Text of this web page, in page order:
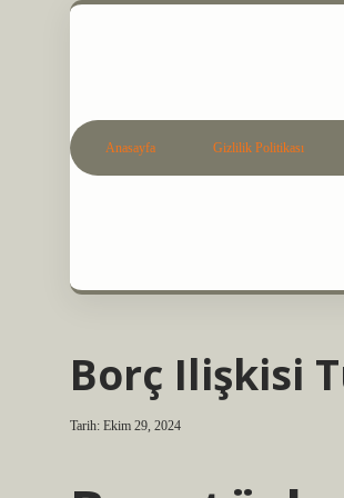
Anasayfa Gizlilik Politikası
Borç Ilişkisi
Tarih: Ekim 29, 2024